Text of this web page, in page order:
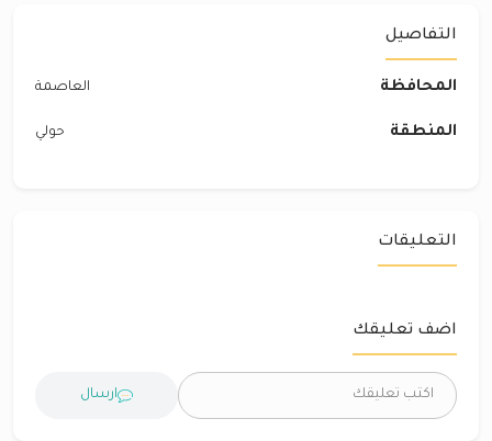
التفاصيل
المحافظة العاصمة
المنطقة حولي
التعليقات
اضف تعليقك
ارسال